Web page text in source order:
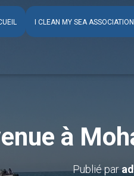
I CLEAN MY SEA ASSOCIATION
à
Publié par